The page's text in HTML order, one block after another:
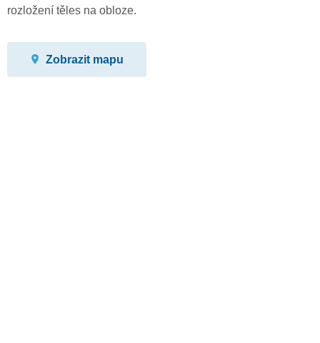
rozložení těles na obloze.
Zobrazit mapu